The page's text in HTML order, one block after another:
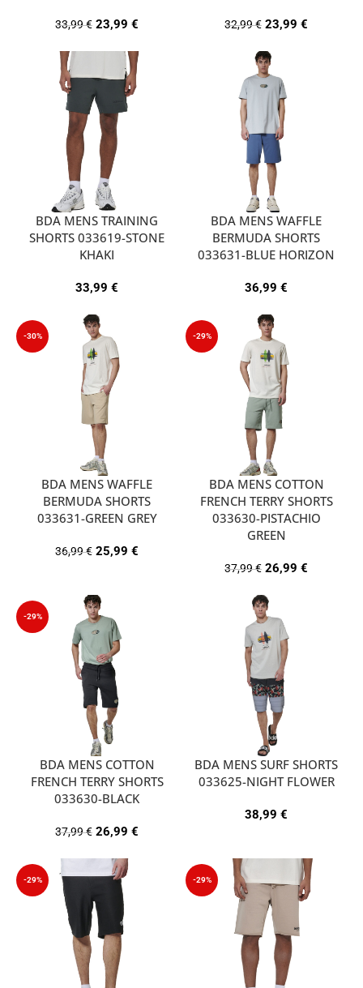
33,99€ 23,99 € 32,99€ 23,99 €
BDA MENS TRAINING
SHORTS 033619-STONE
KHAKI
33,99 €
BDA MENS WAFFLE
BERMUDA SHORTS
033631-BLUE HORIZON
36,99 €
-30%
BDA MENS WAFFLE
BERMUDA SHORTS
033631-GREEN GREY
36,99€ 25,99 €
-29%
BDA MENS COTTON
FRENCH TERRY SHORTS
033630-PISTACHIO
GREEN
37,99€ 26,99 €
-29%
BDA MENS COTTON
FRENCH TERRY SHORTS
033630-BLACK
37,99€ 26,99 €
BDA MENS SURF SHORTS
033625-NIGHT FLOWER
38,99 €
-29% -29%